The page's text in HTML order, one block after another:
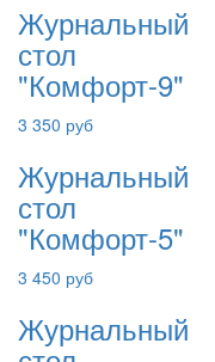
Журнальный
стол
"Комфорт-9"
3 350 руб
Журнальный
стол
"Комфорт-5"
3 450 руб
Журнальный